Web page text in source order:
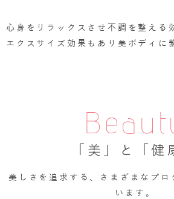
心身をリラックスさせ不調を整える
エクスサイズ効果もあり美ボディに
「美」と「健
美しさを追求する、さまざまなプロ
います。